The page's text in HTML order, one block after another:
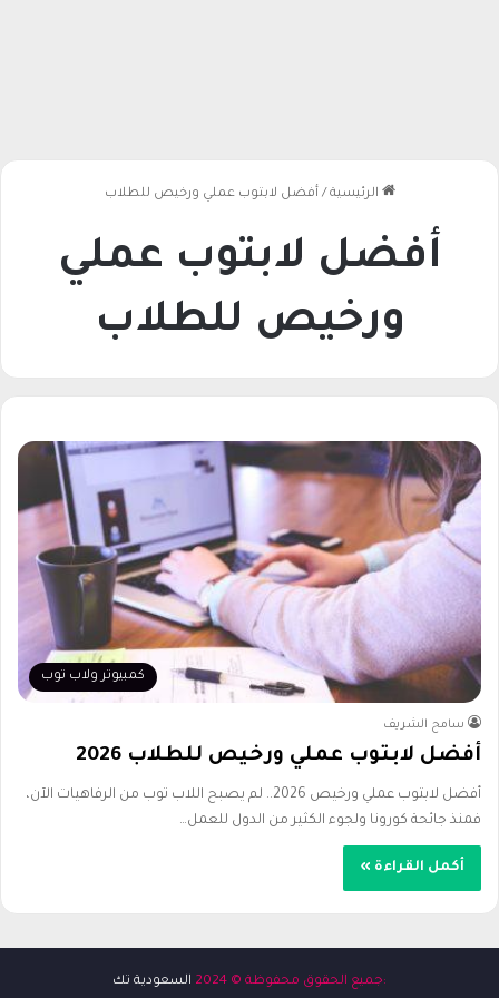
الرئيسية / أفضل لابتوب عملي ورخيص للطلاب
أفضل لابتوب عملي
ورخيص للطلاب
كمبيوتر ولاب توب
سامح الشريف
أفضل لابتوب عملي ورخيص للطلاب 2026
أفضل لابتوب عملي ورخيص 2026.. لم يصبح اللاب توب من الرفاهيات الآن،
فمنذ جائحة كورونا ولجوء الكثير من الدول للعمل…
أكمل القراءة »
:جميع الحقوق محفوظة © 2024 السعودية تك